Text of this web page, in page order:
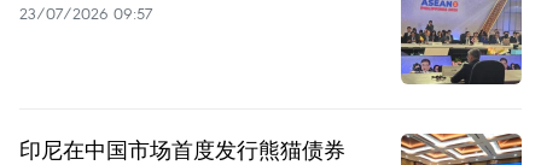
23/07/2026 09:57
印尼在中国市场首度发行熊猫债券